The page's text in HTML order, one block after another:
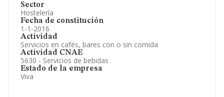
Sector
Hostelería
Fecha de constitución
1-1-2016
Actividad
Servicios en cafés, bares con o sin comida
Actividad CNAE
5630 - Servicios de bebidas
Estado de la empresa
Viva